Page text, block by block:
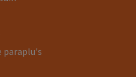
paraplu's